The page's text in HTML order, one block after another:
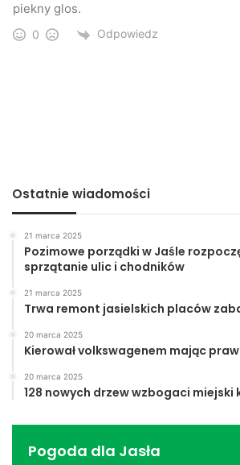
piekny glos.
0 Odpowiedz
Ostatnie wiadomości
21 marca 2025
Pozimowe porządki w Jaśle
sprzątanie ulic i chodników
21 marca 2025
Trwa remont jasielskich placów
20 marca 2025
Kierował volkswagenem mając
20 marca 2025
128 nowych drzew wzbogaci miejski
Pogoda dla Jasła